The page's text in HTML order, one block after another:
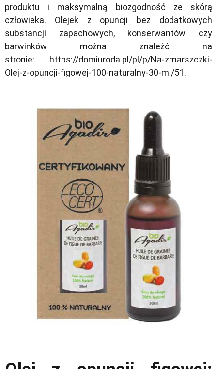
produktu i maksymalną biozgodność ze skórą
człowieka. Olejek z opuncji bez dodatkowych
substancji zapachowych, konserwantów czy
barwinków można znaleźć na
stronie: https://domiuroda.pl/pl/p/Na-zmarszczki-
Olej-z-opuncji-figowej-100-naturalny-30-ml/51.